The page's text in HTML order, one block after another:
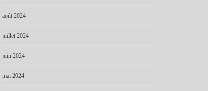
août 2024
juillet 2024
juin 2024
mai 2024